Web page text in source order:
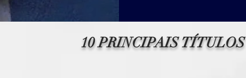
10 PRINCIPAIS TÍTULOS